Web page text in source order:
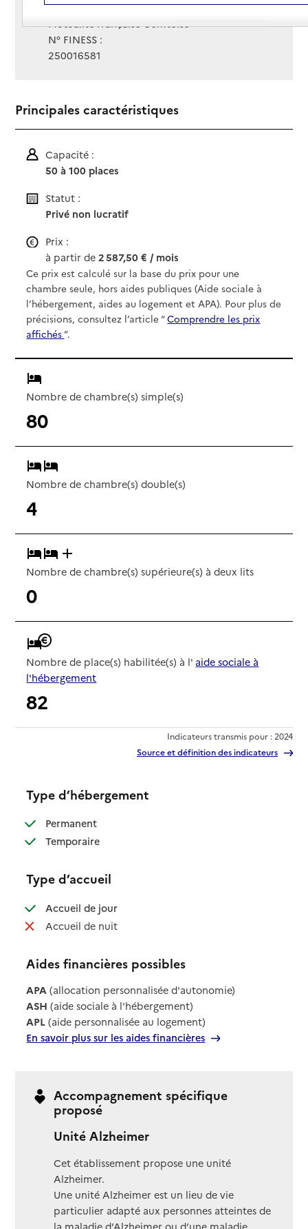
Gestionnaire :
Mutualité française Comtoise
N° FINESS :
250016581
Principales caractéristiques
Capacité :
50 à 100 places
Statut :
Privé non lucratif
Prix :
à partir de2 587,50 € / mois
Ce prix est calculé sur la base du prix pour une
chambre seule, hors aides publiques (Aide sociale à
l’hébergement, aides au logement et APA). Pour plus de
précisions, consultez l’article “Comprendre les prix
affichés”.
Nombre de chambre(s) simple(s)
80
Nombre de chambre(s) double(s)
4
Nombre de chambre(s) supérieure(s) à deux lits
0
Nombre de place(s) habilitée(s) à l' aide sociale à
l'hébergement
82
Indicateurs transmis pour : 2024
Source et définition des indicateurs
Type d’hébergement
Permanent: disponible
Temporaire: disponible
Type d’accueil
Accueil de jour: disponible
Accueil de nuit: non disponible
Aides financières possibles
APA (allocation personnalisée d'autonomie)
ASH (aide sociale à l'hébergement)
APL (aide personnalisée au logement)
En savoir plus sur les aides financières
Accompagnement spécifique
proposé
Unité Alzheimer
Cet établissement propose une unité
Alzheimer.
Une unité Alzheimer est un lieu de vie
particulier adapté aux personnes atteintes de